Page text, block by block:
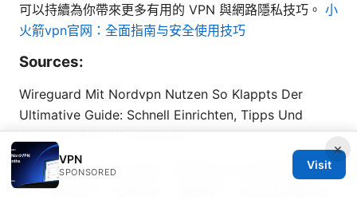
可以持續為你帶來更多有用的 VPN 與網路隱私技巧。 小
火箭vpn官网：全面指南与安全使用技巧
Sources:
Wireguard Mit Nordvpn Nutzen So Klappts Der
Ultimative Guide: Schnell Einrichten, Tipps Und
Tricks Für Mehr Privatsphäre
科学上网后必做的几件事：解锁真正自由的网络体验，
VPN 使用技巧、隐私保护、速度优化、绕过地理限制全
×
VPN
SPONSORED
Visit